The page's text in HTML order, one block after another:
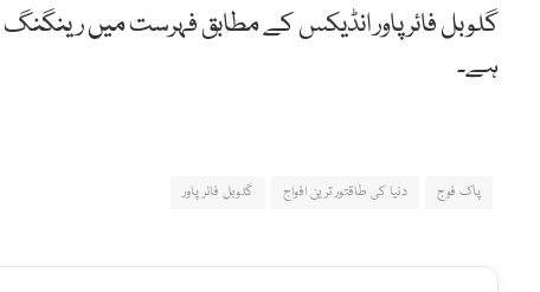
ہے۔
پاک فوج دنیا کی طاقتور ترین افواج گلوبل فائر پاور